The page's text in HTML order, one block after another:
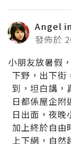
Angel
發佈於
小朋友放暑假
下野，出下街
到，坦白講，
日都係屋企附
日出面，夜晚
加上終於自由
上下網，自